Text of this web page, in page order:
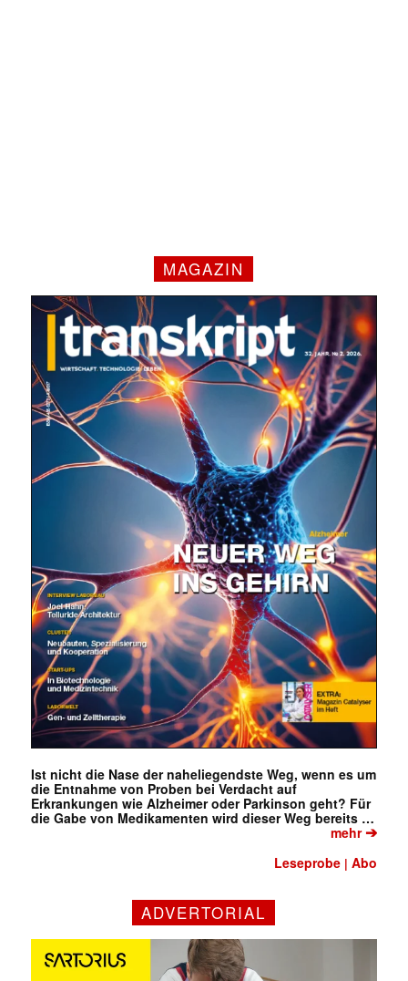
MAGAZIN
Ist nicht die Nase der naheliegendste Weg, wenn es um
die Entnahme von Proben bei Verdacht auf
Erkrankungen wie Alzheimer oder Parkinson geht? Für
die Gabe von Medikamenten wird dieser Weg bereits …
mehr➔
Leseprobe |Abo
ADVERTORIAL